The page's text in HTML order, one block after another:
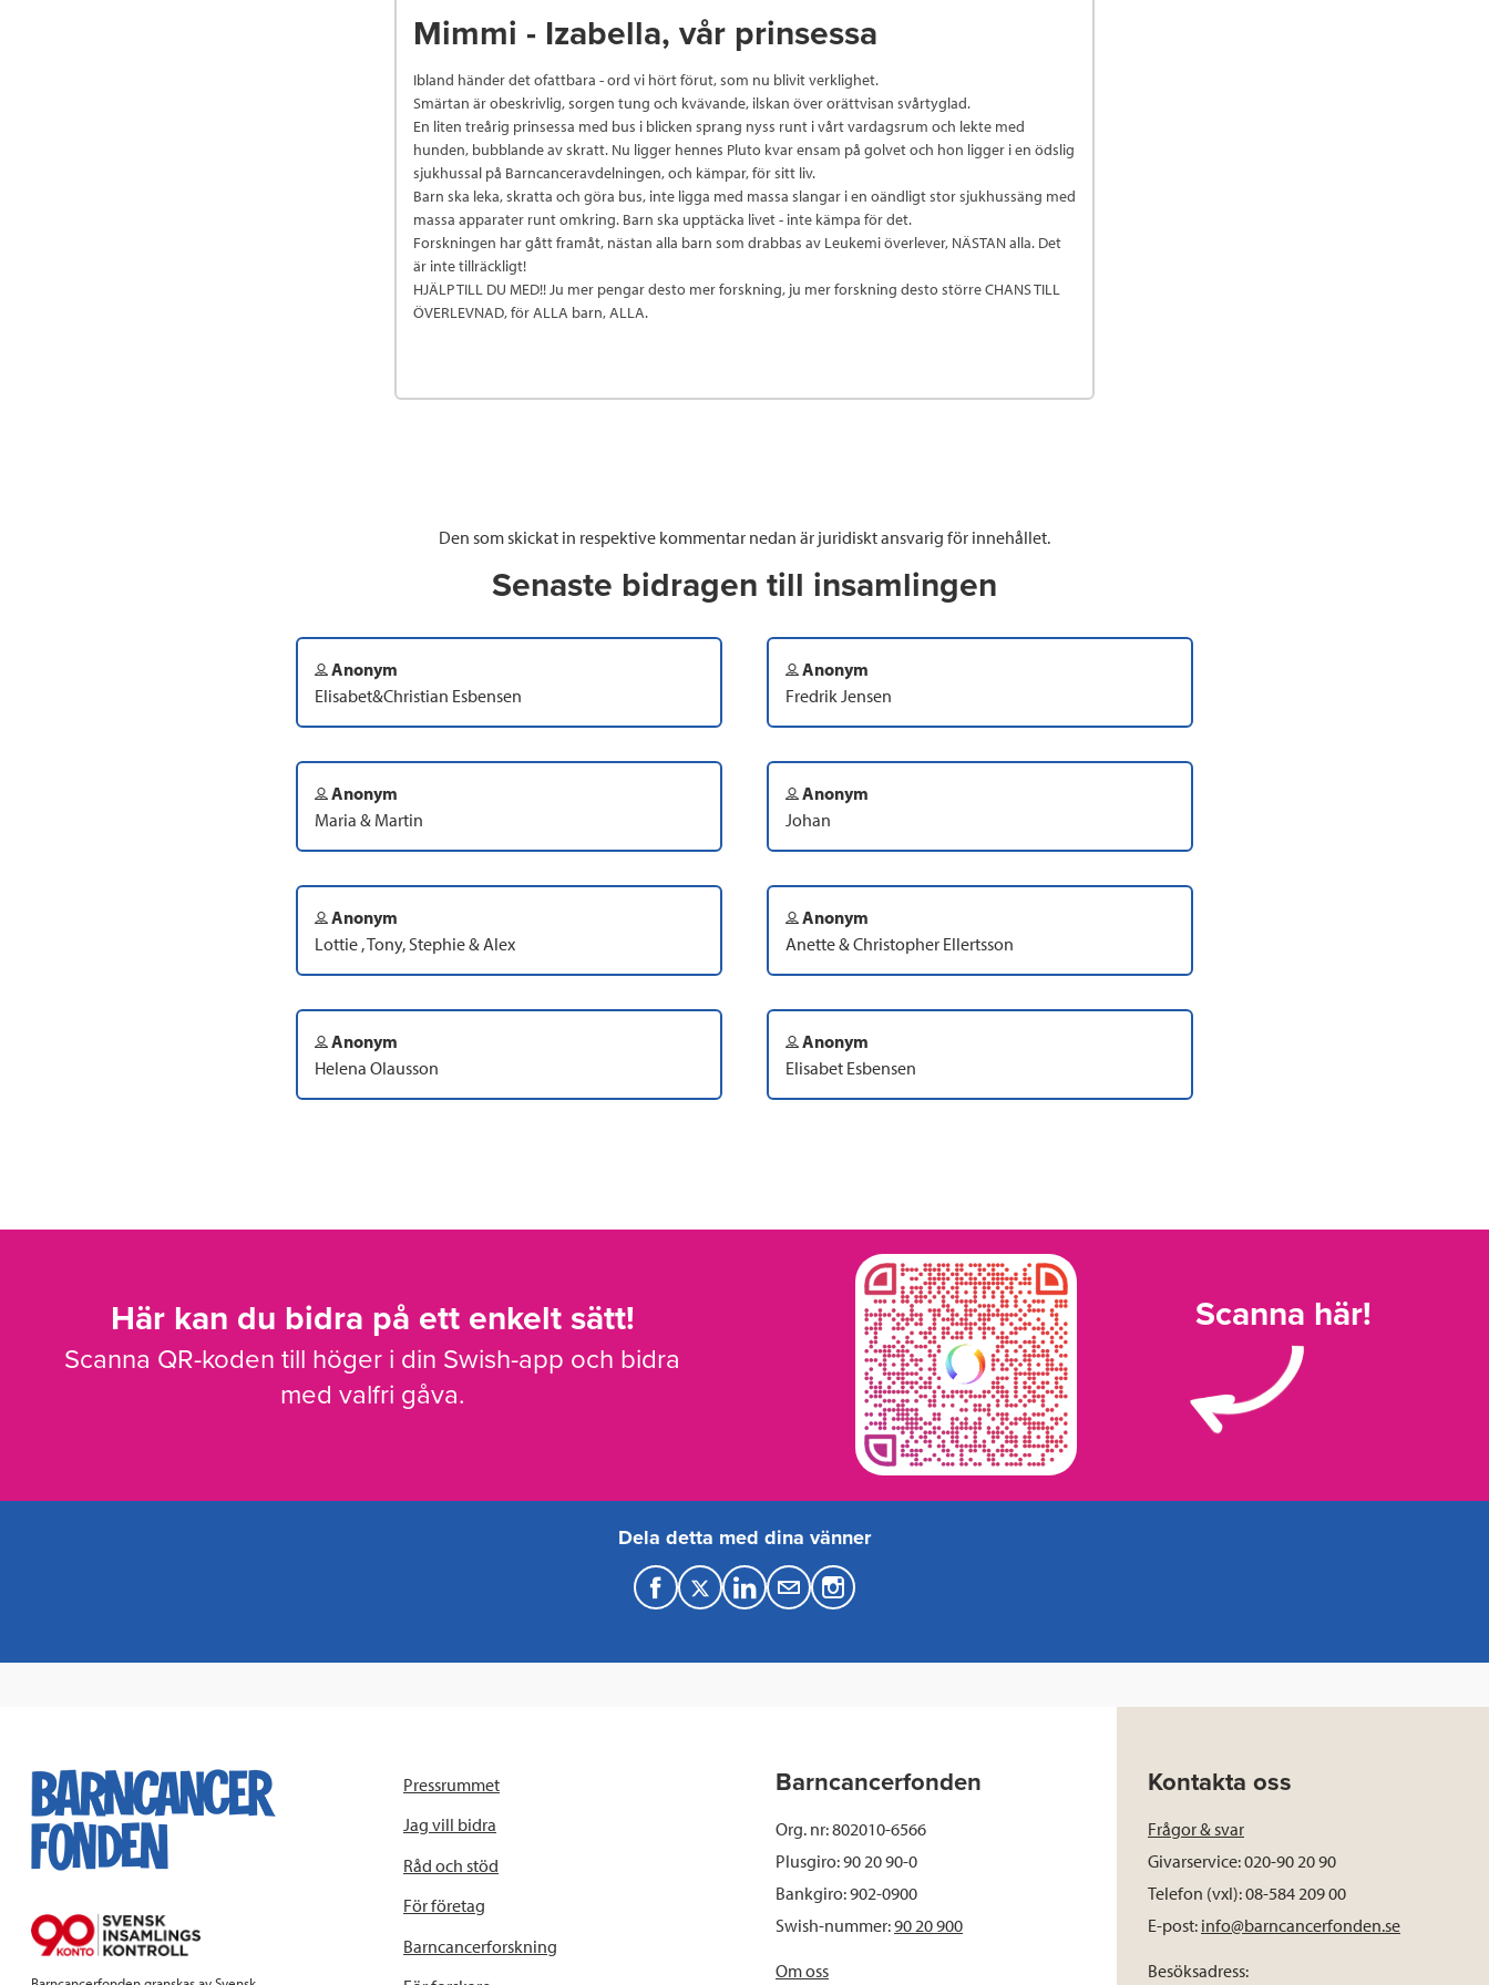
Mimmi - Izabella, vår prinsessa
Ibland händer det ofattbara - ord vi hört förut, som nu blivit verklighet.
Smärtan är obeskrivlig, sorgen tung och kvävande, ilskan över orättvisan svårtyglad.
En liten treårig prinsessa med bus i blicken sprang nyss runt i vårt vardagsrum och lekte med
hunden, bubblande av skratt. Nu ligger hennes Pluto kvar ensam på golvet och hon ligger i en ödslig
sjukhussal på Barncanceravdelningen, och kämpar, för sitt liv.
Barn ska leka, skratta och göra bus, inte ligga med massa slangar i en oändligt stor sjukhussäng med
massa apparater runt omkring. Barn ska upptäcka livet - inte kämpa för det.
Forskningen har gått framåt, nästan alla barn som drabbas av Leukemi överlever, NÄSTAN alla. Det
är inte tillräckligt!
HJÄLP TILL DU MED!! Ju mer pengar desto mer forskning, ju mer forskning desto större CHANS TILL
ÖVERLEVNAD, för ALLA barn, ALLA.
Den som skickat in respektive kommentar nedan är juridiskt ansvarig för innehållet.
Senaste bidragen till insamlingen
Anonym
Elisabet&Christian Esbensen
Anonym
Maria & Martin
Anonym
Lottie , Tony, Stephie & Alex
Anonym
Helena Olausson
Anonym
Fredrik Jensen
Anonym
Johan
Anonym
Anette & Christopher Ellertsson
Anonym
Elisabet Esbensen
Här kan du bidra på ett enkelt sätt!
Scanna QR-koden till höger i din Swish-app och bidra
med valfri gåva.
Scanna här!
Dela detta med dina vänner
F
T
L
M
Pressrummet
Jag vill bidra
Råd och stöd
För företag
Barncancerforskning
Barncancerfonden
Org. nr: 802010-6566
Plusgiro: 90 20 90-0
Bankgiro: 902-0900
Swish-nummer:90 20 900
Om oss
Kontakta oss
Frågor & svar
Givarservice: 020-90 20 90
Telefon (vxl): 08-584 209 00
E-post: info@barncancerfonden.se
Besöksadress: